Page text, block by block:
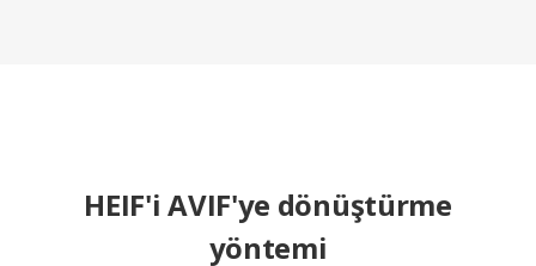
HEIF'i AVIF'ye dönüştürme
yöntemi